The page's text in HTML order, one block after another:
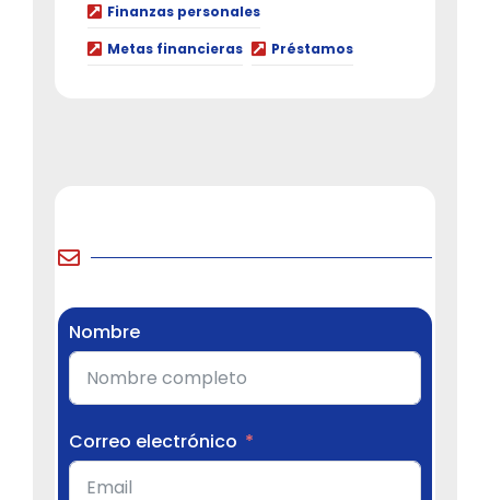
Finanzas personales
Metas financieras
Préstamos
Nombre
Correo electrónico